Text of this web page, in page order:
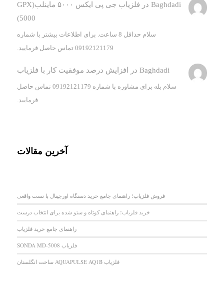
Baghdadi در
فلزیاب جی پی ایکس ۵۰۰۰ ماینلب(GPX
5000)
سلام حداقل 8 ساعت. برای اطلاعات بیشتر با شماره
09192121179 تماس حاصل فرمایید.
Baghdadi در افزایش درصد موفقیت کار با فلزیاب
سلام بله برای مشاوره با شماره 09192121179 تماس حاصل
فرمایید.
آخرین مقالات
فروش فلزیاب؛ راهنمای جامع خرید دستگاه اورجینال با تست واقعی
خرید فلزیاب؛ راهنمای کوتاه و سئو شده برای انتخاب درست
راهنمای جامع خرید فلزیاب
فلزیاب SONDA MD-5008
فلزیاب AQUAPULSE AQ1B ساخت انگلستان